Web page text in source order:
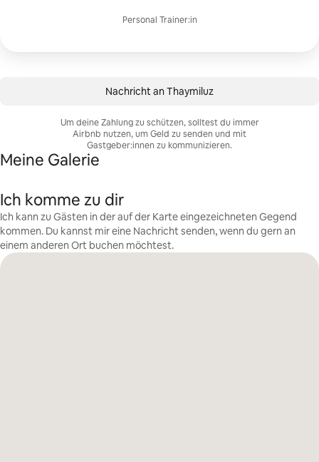
Personal Trainer:in
Nachricht an Thaymiluz
Um deine Zahlung zu schützen, solltest du immer
Airbnb nutzen, um Geld zu senden und mit
Gastgeber:innen zu kommunizieren.
Meine Galerie
Ich komme zu dir
Ich kann zu Gästen in der auf der Karte eingezeichneten Gegend
kommen. Du kannst mir eine Nachricht senden, wenn du gern an
einem anderen Ort buchen möchtest.